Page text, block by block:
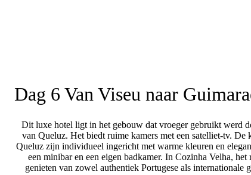
Dag 6 Van Viseu naar
Dit luxe hotel ligt in het gebouw dat vroeger gebruikt werd
van Queluz. Het biedt ruime kamers met een satelliet-tv.
Queluz zijn individueel ingericht met warme kleuren en
een minibar en een eigen badkamer. In Cozinha Velha,
genieten van zowel authentiek Portugese als internationale